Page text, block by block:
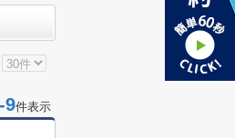
件表示